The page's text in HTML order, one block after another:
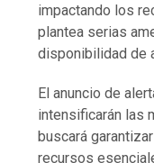
impactando los
plantea serias
disponibilidad de
El anuncio de
intensificarán las
buscará
recursos